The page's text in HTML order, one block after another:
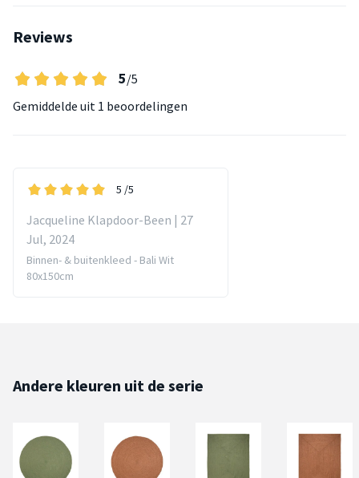
Reviews
5/5
Gemiddelde uit 1 beoordelingen
5 /5
Jacqueline Klapdoor-Been | 27
Jul, 2024
Binnen- & buitenkleed - Bali Wit
80x150cm
Andere kleuren uit de serie